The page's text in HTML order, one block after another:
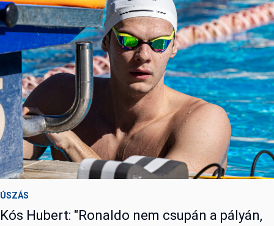
ÚSZÁS
Kós Hubert: "Ronaldo nem csupán a pályán,